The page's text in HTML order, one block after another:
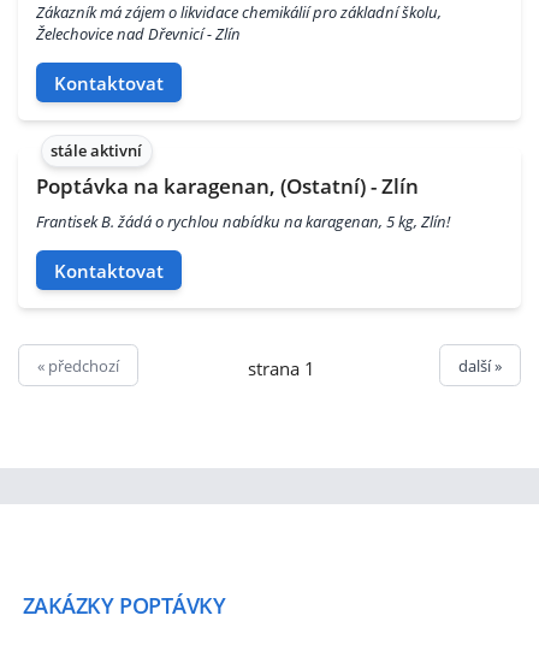
Zákazník má zájem o likvidace chemikálií pro základní školu,
Želechovice nad Dřevnicí - Zlín
Kontaktovat
stále aktivní
Poptávka na karagenan, (Ostatní) - Zlín
Frantisek B. žádá o rychlou nabídku na karagenan, 5 kg, Zlín!
Kontaktovat
« předchozí strana 1 další »
ZAKÁZKY POPTÁVKY